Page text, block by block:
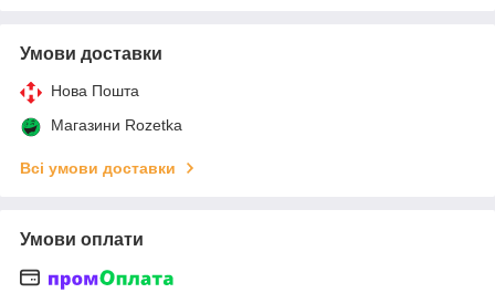
Умови доставки
Нова Пошта
Магазини Rozetka
Всі умови доставки
Умови оплати